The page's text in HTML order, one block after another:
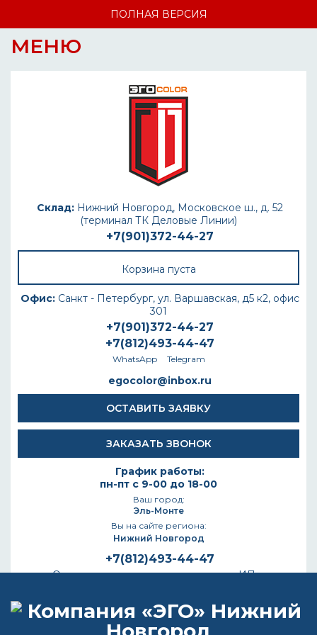
ПОЛНАЯ ВЕРСИЯ
МЕНЮ
Склад: Нижний Новгород, Московское ш., д. 52
(терминал ТК Деловые Линии)
+7(901)372-44-27
Корзина пуста
Офис: Санкт - Петербург, ул. Варшавская, д5 к2, офис
301
+7(901)372-44-27
+7(812)493-44-47
WhatsApp Telegram
egocolor@inbox.ru
ОСТАВИТЬ ЗАЯВКУ
ЗАКАЗАТЬ ЗВОНОК
График работы:
пн-пт с 9-00 до 18-00
Ваш город:
Эль-Монте
Вы на сайте региона:
Нижний Новгород
+7(812)493-44-47
Осуществляем поставки только для ИП и